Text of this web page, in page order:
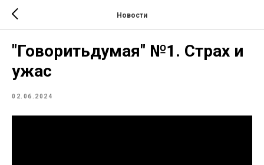
Новости
"Говоритьдумая" №1. Страх и
ужас
02.06.2024